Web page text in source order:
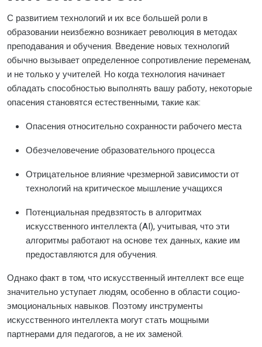
С развитием технологий и их все большей роли в
образовании неизбежно возникает революция в методах
преподавания и обучения. Введение новых технологий
обычно вызывает определенное сопротивление переменам,
и не только у учителей. Но когда технология начинает
обладать способностью выполнять вашу работу, некоторые
опасения становятся естественными, такие как:
Опасения относительно сохранности рабочего места
Обезчеловечение образовательного процесса
Отрицательное влияние чрезмерной зависимости от
технологий на критическое мышление учащихся
Потенциальная предвзятость в алгоритмах
искусственного интеллекта (AI), учитывая, что эти
алгоритмы работают на основе тех данных, какие им
предоставляются для обучения.
Однако факт в том, что искусственный интеллект все еще
значительно уступает людям, особенно в области социо-
эмоциональных навыков. Поэтому инструменты
искусственного интеллекта могут стать мощными
партнерами для педагогов, а не их заменой.